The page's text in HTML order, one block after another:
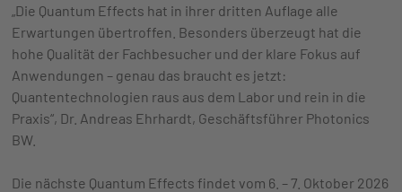
„Die Quantum Effects hat in ihrer dritten Auflage alle
Erwartungen übertroffen. Besonders überzeugt hat die
hohe Qualität der Fachbesucher und der klare Fokus auf
Anwendungen – genau das braucht es jetzt:
Quantentechnologien raus aus dem Labor und rein in die
Praxis“, Dr. Andreas Ehrhardt, Geschäftsführer Photonics
BW.
Die nächste Quantum Effects findet vom 6. – 7. Oktober 2026